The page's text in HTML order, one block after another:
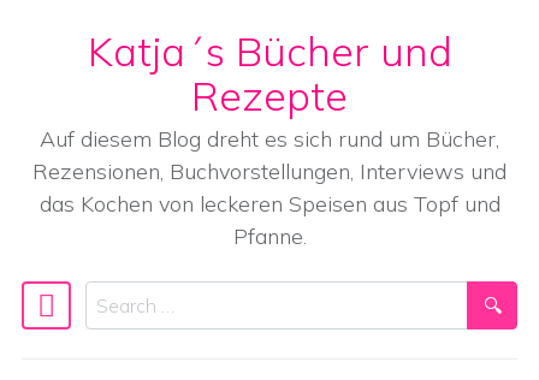
Skip to content
Katja´s Bücher und
Rezepte
Auf diesem Blog dreht es sich rund um Bücher,
Rezensionen, Buchvorstellungen, Interviews und
das Kochen von leckeren Speisen aus Topf und
Pfanne.
Main Navigation
Search